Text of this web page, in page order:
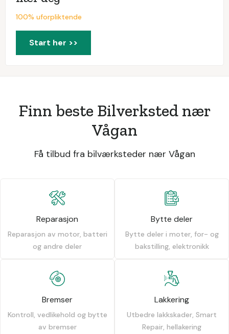
100% uforpliktende
Start her >>
Finn beste Bilverksted nær
Vågan
Få tilbud fra bilværksteder nær Vågan
Reparasjon
Reparasjon av motor, batteri
og andre deler
Bytte deler
Bytte deler i moter, for- og
bakstilling, elektronikk
Bremser
Kontroll, vedlikehold og bytte
av bremser
Lakkering
Utbedre lakkskader, Smart
Repair, hellakering